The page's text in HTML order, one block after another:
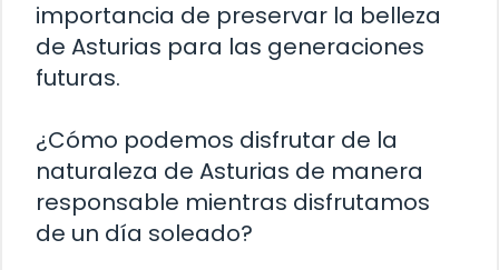
importancia de preservar la belleza
de Asturias para las generaciones
futuras.
¿Cómo podemos disfrutar de la
naturaleza de Asturias de manera
responsable mientras disfrutamos
de un día soleado?